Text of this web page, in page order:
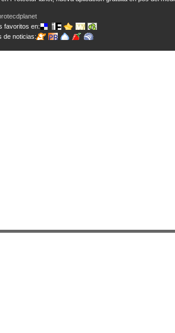
favoritos en:
de noticias: